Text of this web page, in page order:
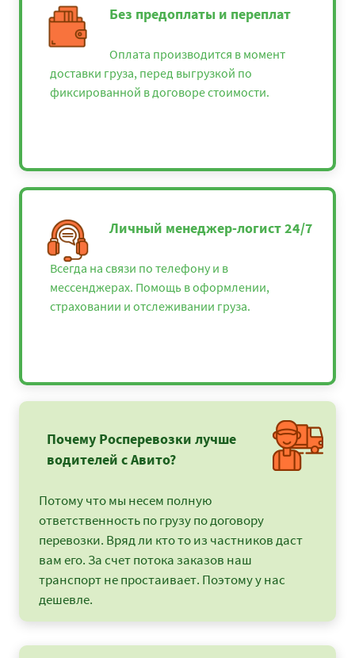
Без предоплаты и переплат
Оплата производится в момент
доставки груза, перед выгрузкой по
фиксированной в договоре стоимости.
Личный менеджер-логист 24/7
Всегда на связи по телефону и в
мессенджерах. Помощь в оформлении,
страховании и отслеживании груза.
Почему Росперевозки лучше
водителей с Авито?
Потому что мы несем полную
ответственность по грузу по договору
перевозки. Вряд ли кто то из частников даст
вам его. За счет потока заказов наш
транспорт не простаивает. Поэтому у нас
дешевле.